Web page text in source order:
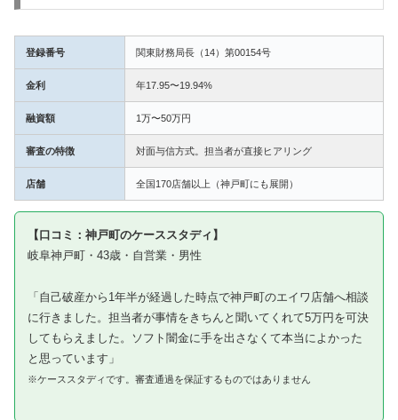
登録番号 関東財務局長（14）第00154号
金利 年17.95〜19.94%
融資額 1万〜50万円
審査の特徴 対面与信方式。担当者が直接ヒアリング
店舗 全国170店舗以上（神戸町にも展開）
【口コミ：神戸町のケーススタディ】
岐阜神戸町・43歳・自営業・男性
「自己破産から1年半が経過した時点で神戸町のエイワ店舗へ相談
に行きました。担当者が事情をきちんと聞いてくれて5万円を可決
してもらえました。ソフト闇金に手を出さなくて本当によかった
と思っています」
※ケーススタディです。審査通過を保証するものではありません